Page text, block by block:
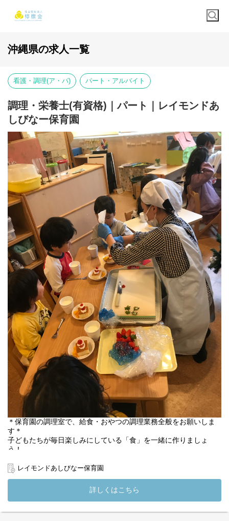
沖縄県の求人一覧
看護・調理(ア・パ) パート・アルバイト
調理・栄養士(有資格)｜パート｜レイモンドあ
しびなー保育園
＊保育園の調理室で、給食・おやつの調理業務全般をお願いしま
す＊
子どもたちが毎日楽しみにしている「食」を一緒に作りましょ
う！
【業務詳細】
・食器用意
・盛り付け
・片付け・清掃 など
レイモンドあしびなー保育園
詳しくはこちら